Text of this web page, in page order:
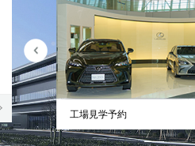
工場見学予約